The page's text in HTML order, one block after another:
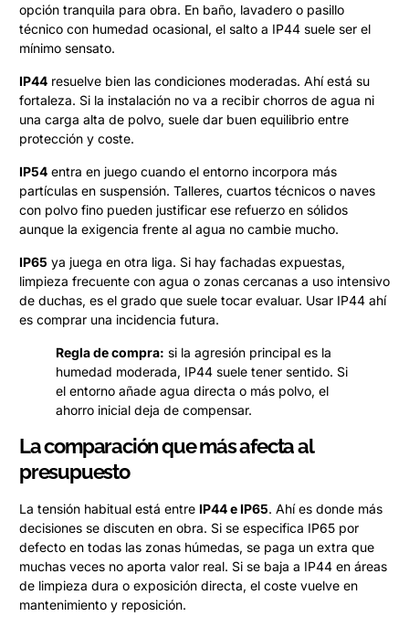
opción tranquila para obra. En baño, lavadero o pasillo
técnico con humedad ocasional, el salto a IP44 suele ser el
mínimo sensato.
IP44 resuelve bien las condiciones moderadas. Ahí está su
fortaleza. Si la instalación no va a recibir chorros de agua ni
una carga alta de polvo, suele dar buen equilibrio entre
protección y coste.
IP54 entra en juego cuando el entorno incorpora más
partículas en suspensión. Talleres, cuartos técnicos o naves
con polvo fino pueden justificar ese refuerzo en sólidos
aunque la exigencia frente al agua no cambie mucho.
IP65 ya juega en otra liga. Si hay fachadas expuestas,
limpieza frecuente con agua o zonas cercanas a uso intensivo
de duchas, es el grado que suele tocar evaluar. Usar IP44 ahí
es comprar una incidencia futura.
Regla de compra: si la agresión principal es la
humedad moderada, IP44 suele tener sentido. Si
el entorno añade agua directa o más polvo, el
ahorro inicial deja de compensar.
La comparación que más afecta al
presupuesto
La tensión habitual está entre IP44 e IP65. Ahí es donde más
decisiones se discuten en obra. Si se especifica IP65 por
defecto en todas las zonas húmedas, se paga un extra que
muchas veces no aporta valor real. Si se baja a IP44 en áreas
de limpieza dura o exposición directa, el coste vuelve en
mantenimiento y reposición.